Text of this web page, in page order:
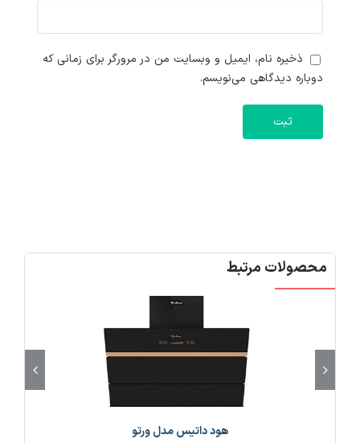
ذخیره نام، ایمیل و وبسایت من در مرورگر برای زمانی که
دوباره دیدگاهی می‌نویسم.
محصولات مرتبط
هود داتیس مدل ورتو